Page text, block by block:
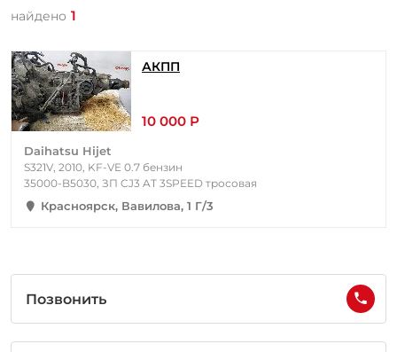
найдено 1
АКПП
10 000 Р
Daihatsu Hijet
S321V, 2010, KF-VE 0.7 бензин
35000-B5030, ЗП CJ3 AT 3SPEED тросовая
Красноярск, Вавилова, 1 Г/3
Позвонить